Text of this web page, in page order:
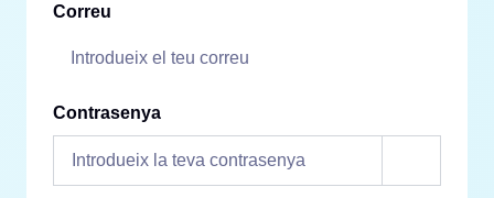
Correu
Contrasenya